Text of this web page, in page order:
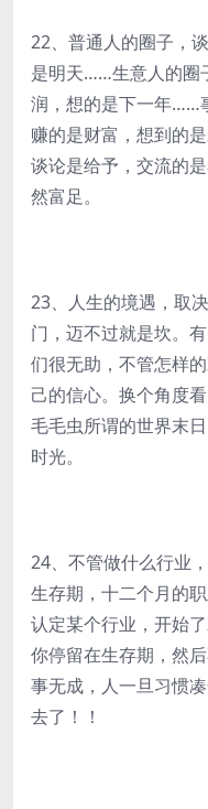
22、普通人的圈子，
是明天……生意人的圈
润，想的是下一年……
赚的是财富，想到的
谈论是给予，交流的
然富足。
23、人生的境遇，取
门，迈不过就是坎。
们很无助，不管怎样
己的信心。换个角度
毛毛虫所谓的世界末
时光。
24、不管做什么行业
生存期，十二个月的
认定某个行业，开始
你停留在生存期，然
事无成，人一旦习惯
去了！！